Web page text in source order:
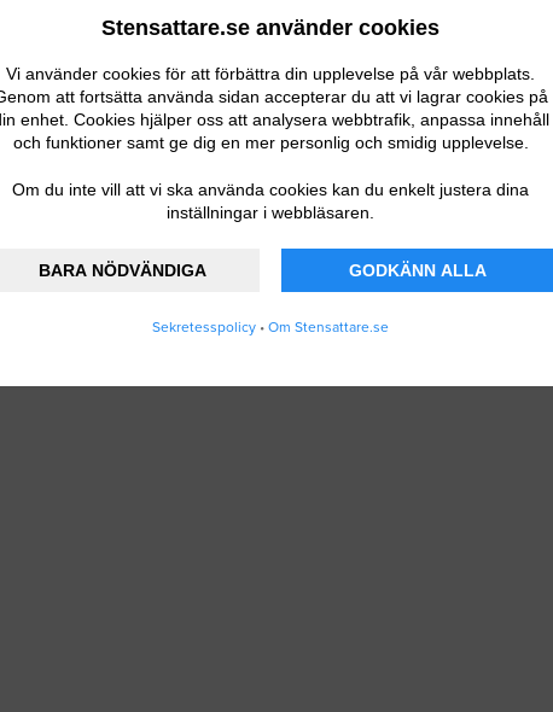
Stensattare.se använder cookies
Vi använder cookies för att förbättra din upplevelse på vår webbplats.
att fortsätta använda sidan accepterar du att vi lagrar cookies på
enhet. Cookies hjälper oss att analysera webbtrafik, anpassa innehåll
och funktioner samt ge dig en mer personlig och smidig upplevelse.
Om du inte vill att vi ska använda cookies kan du enkelt justera dina
inställningar i webbläsaren.
BARA NÖDVÄNDIGA GODKÄNN ALLA
Sekretesspolicy • Om Stensattare.se